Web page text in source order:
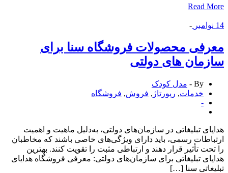
Read
محصولات فروشگاه سنا برای
های دولتی
By -
مدل کودک
خدمات,رپورتاژ,فروش ,فروشگاه
تبلیغاتی در سازمان‌های دولتی، به‌دلیل ماهیت و اهمیت
رسمی، باید دارای ویژگی‌های خاصی باشند که مخاطبان
تأثیر قرار دهند و ارتباطی مثبت را تقویت کنند. بهترین
تبلیغاتی برای سازمان‌های دولتی: معرفی فروشگاه هدایای
سنا […]